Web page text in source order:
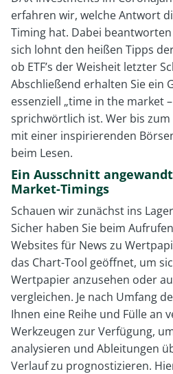
erfahren wir, welche Antwort
Timing hat. Dabei
sich lohnt den heißen Tipps
ob ETF’s der Weisheit letzter
Abschließend erhalten Sie ein
essenziell „time in the market
sprichwörtlich ist. Wer bis
mit einer inspirierenden
beim Lesen.
Ein Ausschnitt
Market-Timings
Schauen wir zunächst ins
Sicher haben Sie beim
Websites für News zu
das Chart-Tool geöffnet, um
Wertpapier anzusehen oder
vergleichen. Je nach Umfang
Ihnen eine Reihe und Fülle an
Werkzeugen zur Verfügung,
analysieren und Ableitungen
Verlauf zu prognostizieren.